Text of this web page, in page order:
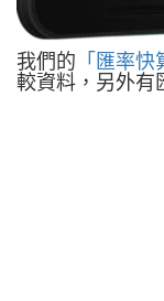
我們的 「匯率
較資料，另外有